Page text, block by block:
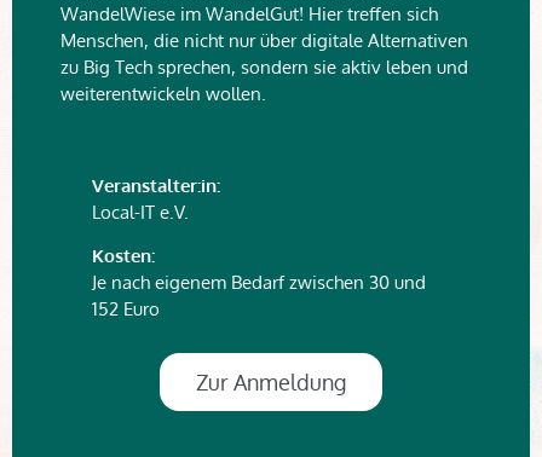
WandelWiese im WandelGut! Hier treffen sich
Menschen, die nicht nur über digitale Alternativen
zu Big Tech sprechen, sondern sie aktiv leben und
weiterentwickeln wollen.
Veranstalter:in:
Local-IT e.V.
Kosten:
Je nach eigenem Bedarf zwischen 30 und
152 Euro
Zur Anmeldung